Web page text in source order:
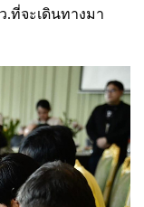
.ที่จะเดินทางมา